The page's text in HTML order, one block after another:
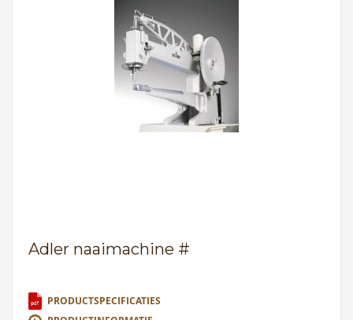
Adler naaimachine #
PRODUCTSPECIFICATIES